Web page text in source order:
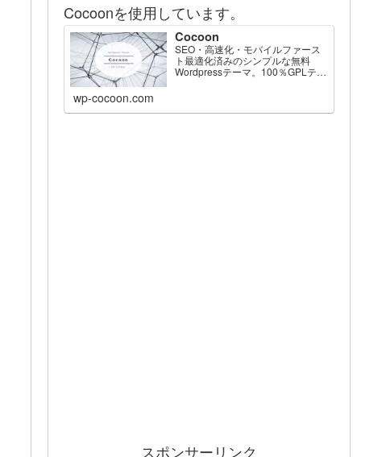
Cocoonを使用しています。
Cocoon
SEO・高速化・モバイルファース
ト最適化済みのシンプルな無料
Wordpressテーマ。100％GPLテー
wp-cocoon.com
スポンサーリンク